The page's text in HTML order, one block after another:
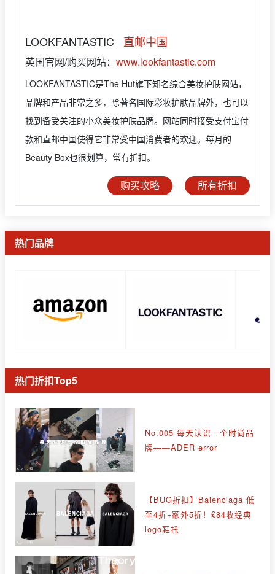
LOOKFANTASTIC 直邮中国
英国官网/购买网站： www.lookfantastic.com
LOOKFANTASTIC是The Hut旗下知名综合美妆护肤网站，
品牌和产品非常之多，除著名国际彩妆护肤品牌外，也可以
找到备受关注的小众美妆护肤品牌。网站同时接受支付宝付
款和直邮中国使得它非常受中国消费者的欢迎。每月的
Beauty Box也很划算，常有折扣。
购买攻略 所有折扣
热门品牌
热门折扣Top5
No.005 每天认识一个时尚品
牌——ADER error
【BUG折扣】Balenciaga 低
至4折+额外5折！£84收经典
logo鞋托